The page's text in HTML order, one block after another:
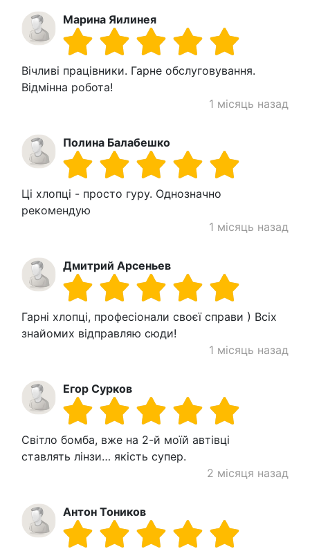
Марина Яилинея
Вічливі працівники. Гарне обслуговування.
Відмінна робота!
1 місяць назад
Полина Балабешко
Ці хлопці - просто гуру. Однозначно
рекомендую
1 місяць назад
Дмитрий Арсеньев
Гарні хлопці, професіонали своєї справи ) Всіх
знайомих відправляю сюди!
1 місяць назад
Егор Сурков
Світло бомба, вже на 2-й моїй автівці
ставлять лінзи… якість супер.
2 місяця назад
Антон Тоников